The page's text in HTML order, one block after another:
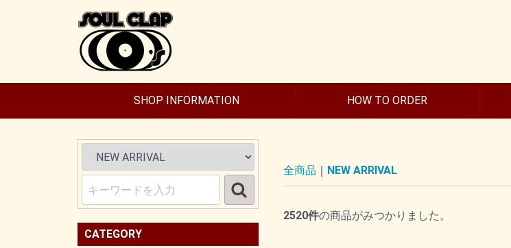
SHOP INFORMATION HOW TO ORDER
CATEGORY
全商品 NEW ARRIVAL
2520件の商品がみつかりました。